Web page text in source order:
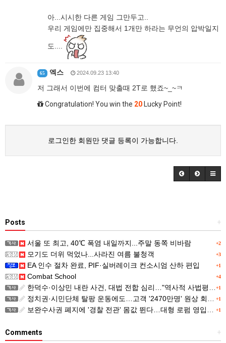
아...시시한 다른 게임 그만두고..
우리 게임에만 집중해서 1개만 하라는 무언의 압박일지
도....
65 엑스 2024.09.23 13:40
저 그래서 이번에 컴터 맞출때 2T로 했죠~_~ㅋ
Congratulation! You win the 20 Lucky Point!
로그인한 회원만 댓글 등록이 가능합니다.
+
Posts
+2
서울 또 최고, 40℃ 폭염 내일까지...주말 동쪽 비바람
+3
모기도 더위 먹었나...사라진 여름 불청객
+1
EA 인수 절차 완료, PIF·실버레이크 컨소시엄 산하 편입
+4
Combat School
+1
한덕수·이상민 내란 사건, 대법 전합 심리…"역사적 사법평가"(종합)
+1
정치권·시민단체 탈팡 운동에도…고객 '2470만명' 원상 회복, "고물가에 돌팡"
+1
보완수사권 폐지에 '경찰 전관' 몸값 뛴다…대형 로펌 영입전쟁
+
Comments